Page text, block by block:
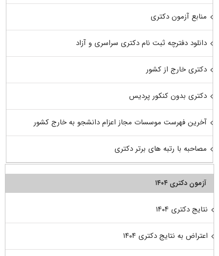
منابع آزمون دکتری
دانلود دفترچه ثبت نام دکتری سراسری و آزاد
دکتری خارج از کشور
دکتری بدون کنکور پردیس
آخرین فهرست موسسات مجاز اعزام دانشجو به خارج کشور
مصاحبه با رتبه های برتر دکتری
آزمون دکتری ۱۴۰۴
نتایج دکتری ۱۴۰۴
اعتراض به نتایج دکتری ۱۴۰۴